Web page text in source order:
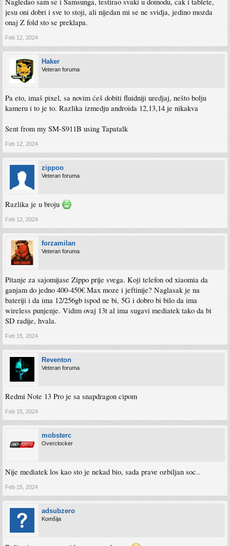
Nagledao sam se i Samsunga, testirao svaki u domodu, cak i tablete,
jesu oni dobri i sve to stoji, ali nijedan mi se ne svidja, jedino mozda
onaj Z fold sto se preklapa.
Feb 12, 2024
Haker
Veteran foruma
Pa eto, imaš pixel, sa novim ćeš dobiti fluidniji uredjaj, nešto bolju
kameru i to je to. Razlika izmedju androida 12,13,14 je nikakva
Sent from my SM-S911B using Tapatalk
Feb 12, 2024
zippoo
Veteran foruma
Razlika je u broju
Feb 12, 2024
forzamilan
Veteran foruma
Pitanje za sajomijase Zippo prije svega. Koji telefon od xiaomia da
ganjam do jedno 400-450€ Max moze i jeftinije? Naglasak je na
bateriji i da ima 12/256gb ispod ne bi, 5G i dobro bi bilo da ima
wireless punjenje. Vidim ovaj 13t al ima sugavi mediatek tako da bi
SD radije, hvala.
Feb 15, 2024
Reventon
Veteran foruma
Redmi Note 13 Pro je sa snapdragon cipom
Feb 15, 2024
mobsterc
Overclocker
Nije mediatek los kao sto je nekad bio, sada prave ozbiljan soc..
Feb 15, 2024
adsubzero
Komšija